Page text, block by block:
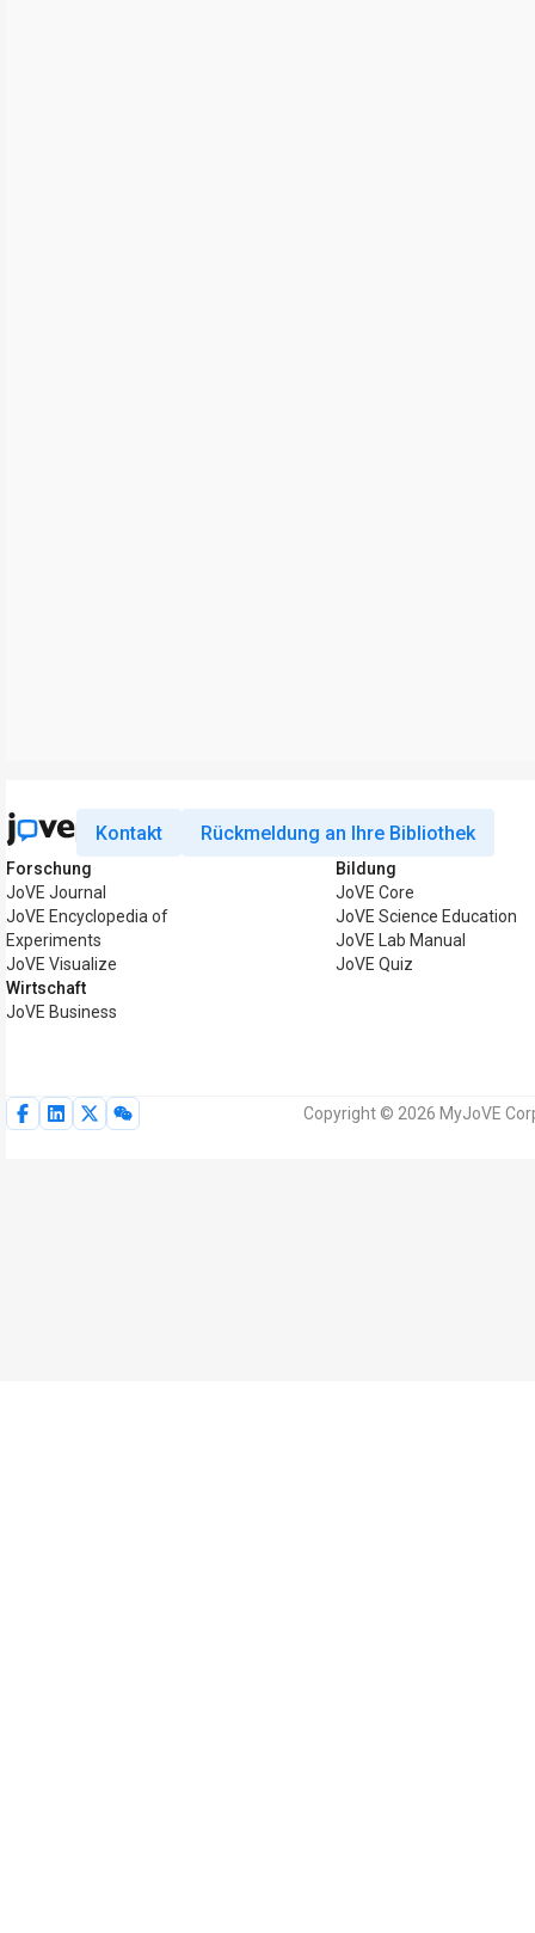
Kontakt Rückmeldung an Ihre Bibliothek
Forschung
JoVE Journal
JoVE Encyclopedia of
Experiments
JoVE Visualize
Wirtschaft
JoVE Business
Bildung
JoVE Core
JoVE Science Education
JoVE Lab Manual
JoVE Quiz
Copyright © 2026 MyJoVE